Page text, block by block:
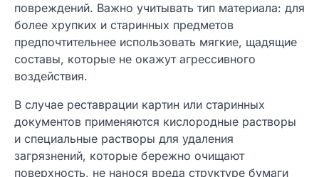
повреждений. Важно учитывать тип материала: для
более хрупких и старинных предметов
предпочтительнее использовать мягкие, щадящие
составы, которые не окажут агрессивного
воздействия.
В случае реставрации картин или старинных
документов применяются кислородные растворы
и специальные растворы для удаления
загрязнений, которые бережно очищают
поверхность, не нанося вреда структуре бумаги